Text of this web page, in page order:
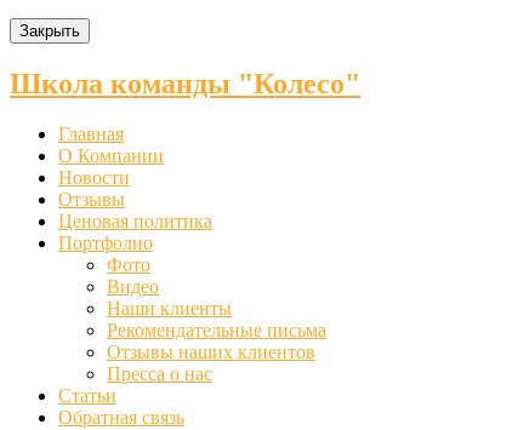
Закрыть
Школа команды "Колесо"
Главная
О Компании
Новости
Отзывы
Ценовая политика
Портфолио
Фото
Видео
Наши клиенты
Рекомендательные письма
Отзывы наших клиентов
Пресса о нас
Статьи
Обратная связь